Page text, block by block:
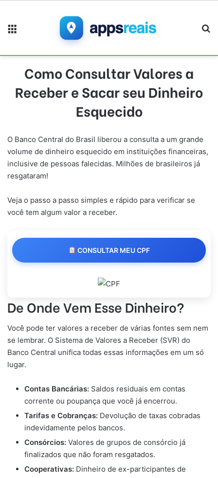
Como Consultar Valores a
Receber e Sacar seu Dinheiro
Esquecido
O Banco Central do Brasil liberou a consulta a um grande
volume de dinheiro esquecido em instituições financeiras,
inclusive de pessoas falecidas. Milhões de brasileiros já
resgataram!
Veja o passo a passo simples e rápido para verificar se
você tem algum valor a receber.
CONSULTAR MEU CPF
De Onde Vem Esse Dinheiro?
Você pode ter valores a receber de várias fontes sem nem
se lembrar. O Sistema de Valores a Receber (SVR) do
Banco Central unifica todas essas informações em um só
lugar.
Contas Bancárias: Saldos residuais em contas
corrente ou poupança que você já encerrou.
Tarifas e Cobranças: Devolução de taxas cobradas
indevidamente pelos bancos.
Consórcios: Valores de grupos de consórcio já
finalizados que não foram resgatados.
Cooperativas: Dinheiro de ex-participantes de